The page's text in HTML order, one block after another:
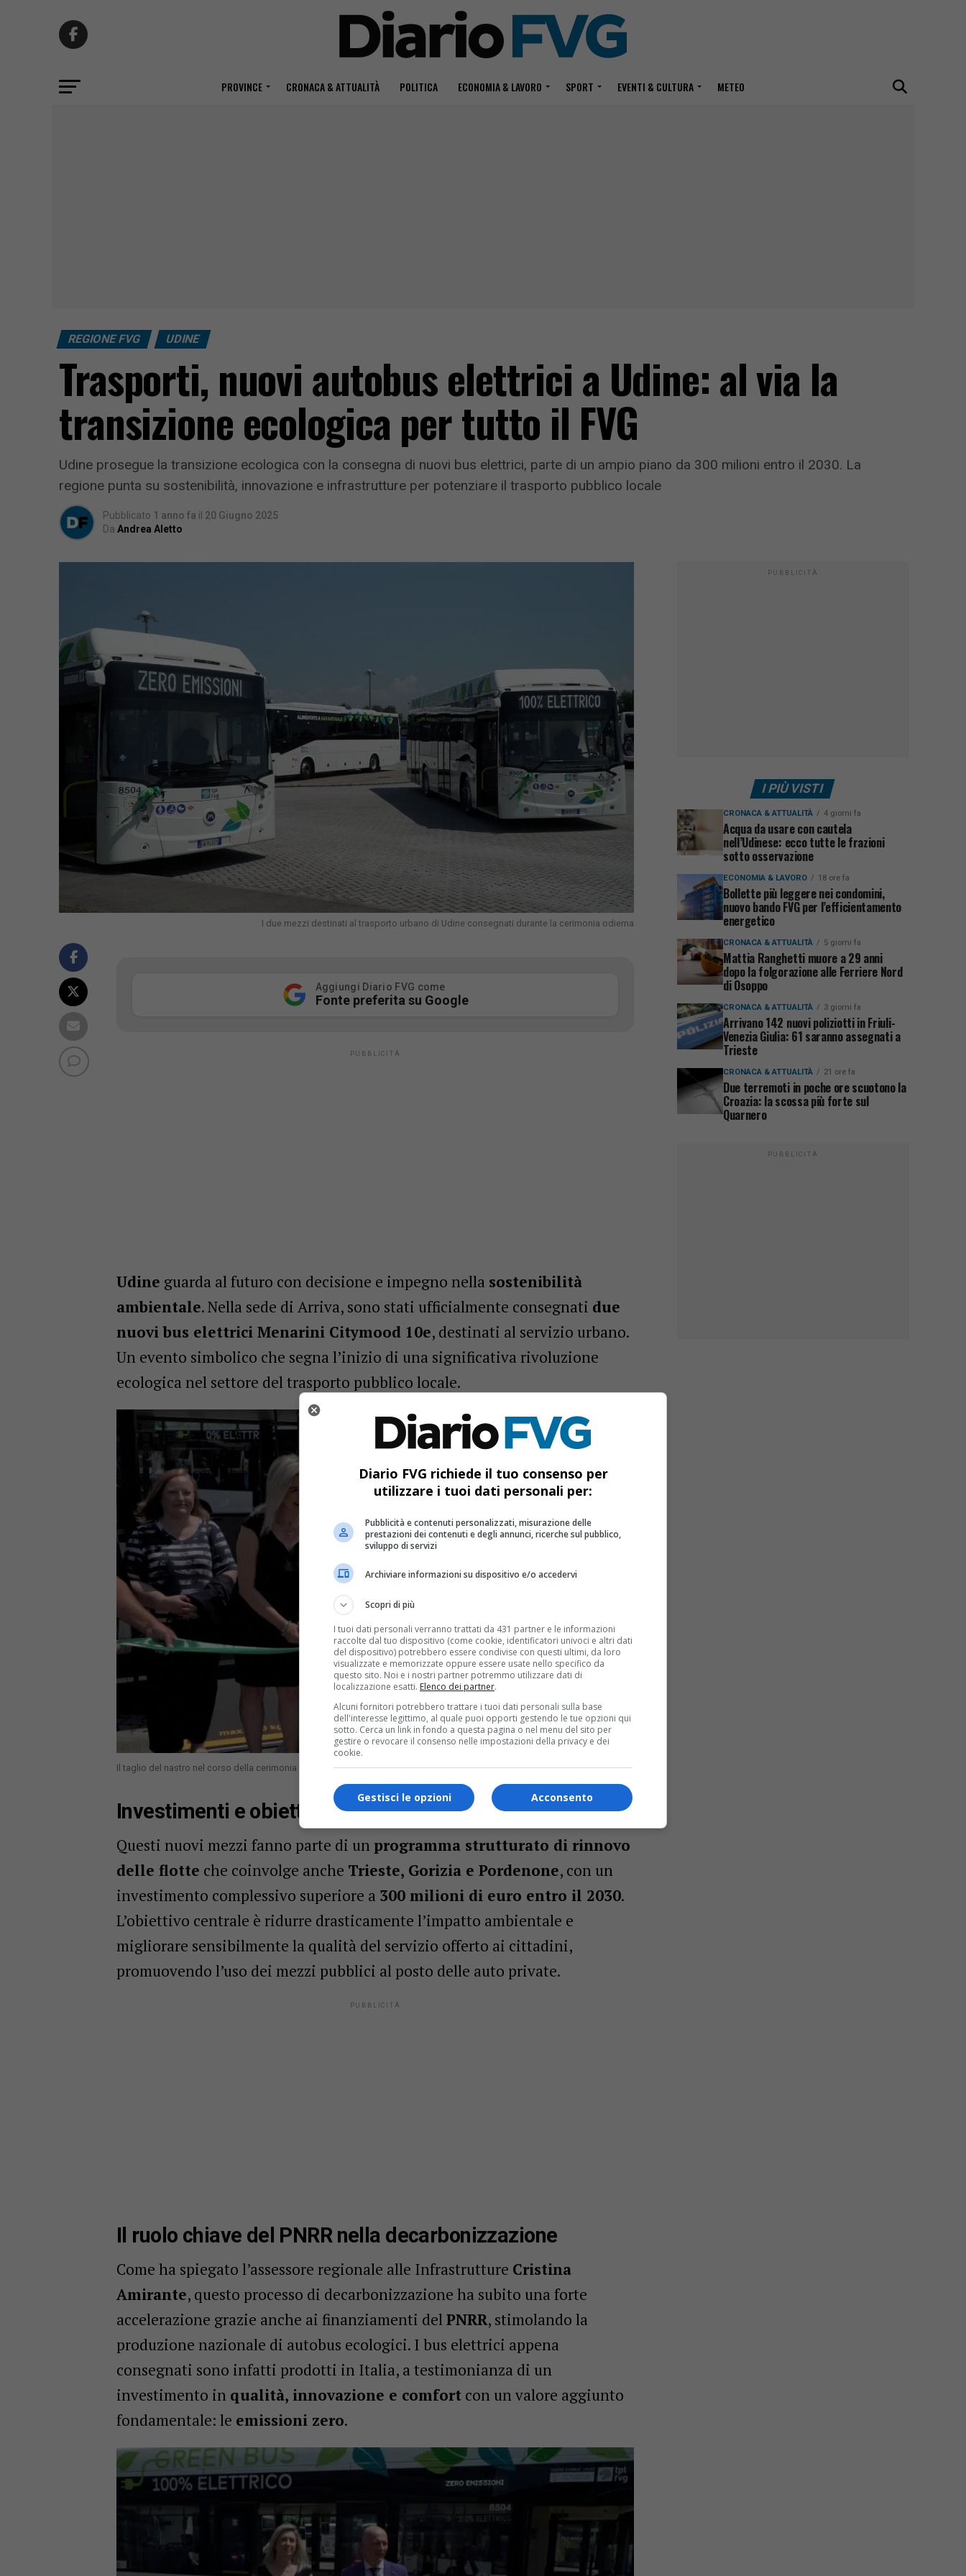
PROVINCE CRONACA & ATTUALITÀ POLITICA ECONOMIA & LAVORO SPORT EVENTI & CULTURA METEO
REGIONE FVG UDINE
Trasporti, nuovi autobus elettrici a Udine: al via la
transizione ecologica per tutto il FVG
Udine prosegue la transizione ecologica con la consegna di nuovi bus elettrici, parte di un ampio piano da 300 milioni entro il 2030. La
regione punta su sostenibilità, innovazione e infrastrutture per potenziare il trasporto pubblico locale
Pubblicato 1 anno fa il 20 Giugno 2025
Da Andrea Aletto
I due mezzi destinati al trasporto urbano di Udine consegnati durante la cerimonia odierna
Aggiungi Diario FVG come
Fonte preferita su Google
Udine guarda al futuro con decisione e impegno nella sostenibilità
ambientale. Nella sede di Arriva, sono stati ufficialmente consegnati due
nuovi bus elettrici Menarini Citymood 10e, destinati al servizio urbano.
Un evento simbolico che segna l’inizio di una significativa rivoluzione
ecologica nel settore del trasporto pubblico locale.
Il taglio del nastro nel corso della cerimonia di consegna degli autobus elettrici a Udine
Investimenti e obiettivi ambiziosi entro il 2030
Questi nuovi mezzi fanno parte di unprogramma strutturato di rinnovo
delle flotte che coinvolge anche Trieste, Gorizia e Pordenone, con un
investimento complessivo superiore a 300 milioni di euro entro il 2030.
L’obiettivo centrale è ridurre drasticamente l’impatto ambientale e
migliorare sensibilmente la qualità del servizio offerto ai cittadini,
promuovendo l’uso dei mezzi pubblici al posto delle auto private.
Il ruolo chiave del PNRR nella decarbonizzazione
Come ha spiegato l’assessore regionale alle Infrastrutture Cristina
Amirante, questo processo di decarbonizzazione ha subito una forte
accelerazione grazie anche ai finanziamenti del PNRR, stimolando la
produzione nazionale di autobus ecologici. I bus elettrici appena
consegnati sono infatti prodotti in Italia, a testimonianza di un
investimento in qualità, innovazione e comfort con un valore aggiunto
fondamentale: le emissioni zero.
PUBBLICITÀ
I PIÙ VISTI
CRONACA & ATTUALITÀ 4 giorni fa
Acqua da usare con cautela
nell’Udinese: ecco tutte le frazioni
sotto osservazione
ECONOMIA & LAVORO 18 ore fa
Bollette più leggere nei condomini,
nuovo bando FVG per l’efficientamento
energetico
CRONACA & ATTUALITÀ 5 giorni fa
Mattia Ranghetti muore a 29 anni
dopo la folgorazione alle Ferriere Nord
di Osoppo
CRONACA & ATTUALITÀ 3 giorni fa
Arrivano 142 nuovi poliziotti in Friuli-
Venezia Giulia: 61 saranno assegnati a
Trieste
CRONACA & ATTUALITÀ 21 ore fa
Due terremoti in poche ore scuotono la
Croazia: la scossa più forte sul
Quarnero
PUBBLICITÀ
Diario FVG richiede il tuo consenso per
utilizzare i tuoi dati personali per:
Pubblicità e contenuti personalizzati, misurazione delle
prestazioni dei contenuti e degli annunci, ricerche sul pubblico,
sviluppo di servizi
Archiviare informazioni su dispositivo e/o accedervi
Scopri di più
I tuoi dati personali verranno trattati da 431 partner e le informazioni
raccolte dal tuo dispositivo (come cookie, identificatori univoci e altri dati
del dispositivo) potrebbero essere condivise con questi ultimi, da loro
visualizzate e memorizzate oppure essere usate nello specifico da
questo sito. Noi e i nostri partner potremmo utilizzare dati di
localizzazione esatti. Elenco dei partner.
Alcuni fornitori potrebbero trattare i tuoi dati personali sulla base
dell'interesse legittimo, al quale puoi opporti gestendo le tue opzioni qui
sotto. Cerca un link in fondo a questa pagina o nel menu del sito per
gestire o revocare il consenso nelle impostazioni della privacy e dei
cookie.
Acconsento
Gestisci le opzioni